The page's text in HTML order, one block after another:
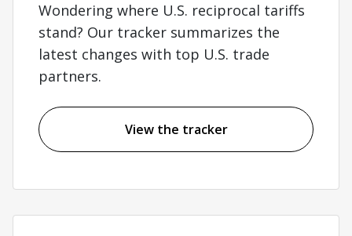
Wondering where U.S. reciprocal tariffs
stand? Our tracker summarizes the
latest changes with top U.S. trade
partners.
View the tracker